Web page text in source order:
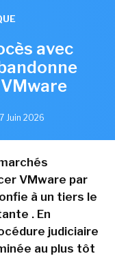
avec
Juin 2026
VMware par
à un tiers le
. En
judiciaire
au plus tôt